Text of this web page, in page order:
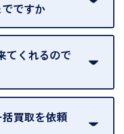
ですか
ら19時です。
よっては対応させてい
てくれるので
。
買取を依頼